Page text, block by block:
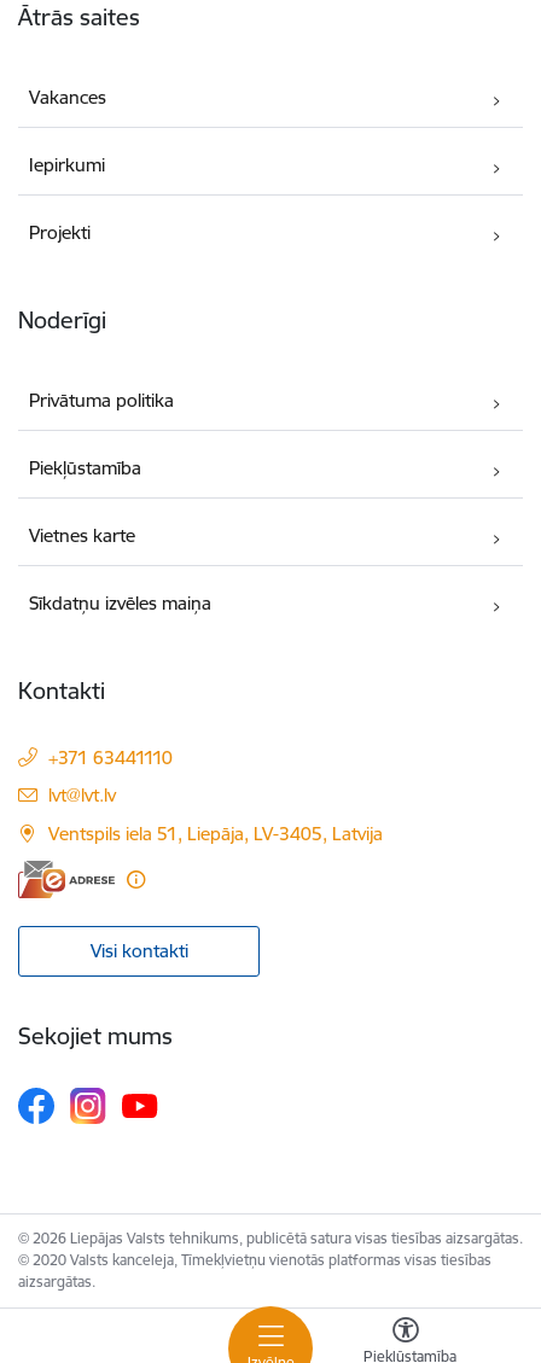
Piekļūstamība
Ātrās saites
Vakances
Iepirkumi
Projekti
Noderīgi
Privātuma politika
Piekļūstamība
Vietnes karte
Sīkdatņu izvēles maiņa
Kontakti
+371 63441110
E-pasts:
lvt@lvt.lv
Ventspils iela 51, Liepāja, LV-3405, Latvija
Visi kontakti
Sekojiet mums
© 2026 Liepājas Valsts tehnikums, publicētā satura visas tiesības aizsargātas.
© 2020 Valsts kanceleja, Tīmekļvietņu vienotās platformas visas tiesības
aizsargātas.